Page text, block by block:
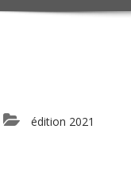
édition 2021